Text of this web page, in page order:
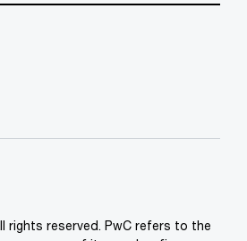
rights reserved. PwC refers to the